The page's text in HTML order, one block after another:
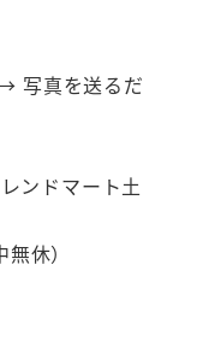
写真を送るだ
ンドマート土
休）